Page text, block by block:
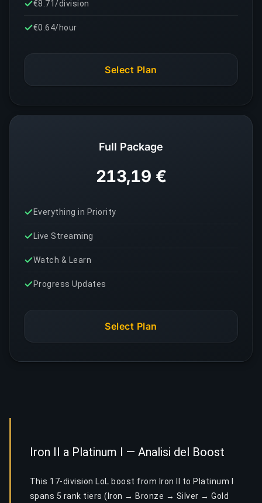
€8.71/division
€0.64/hour
Select Plan
Full Package
213,19 €
Everything in Priority
Live Streaming
Watch & Learn
Progress Updates
Select Plan
Iron II a Platinum I — Analisi del Boost
This 17-division LoL boost from Iron II to Platinum I
spans 5 rank tiers (Iron → Bronze → Silver → Gold